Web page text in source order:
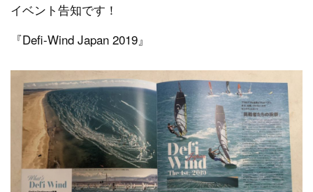
イベント告知です！
『Defi-Wind Japan 2019』